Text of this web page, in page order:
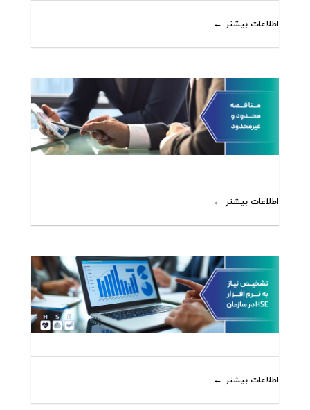
اطلاعات بیشتر
اطلاعات بیشتر
اطلاعات بیشتر